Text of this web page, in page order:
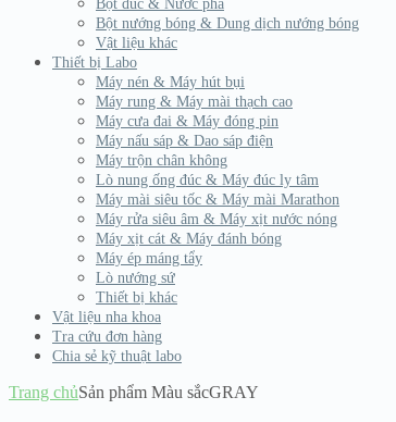
Bột đúc & Nước pha
Bột nướng bóng & Dung dịch nướng bóng
Vật liệu khác
Thiết bị Labo
Máy nén & Máy hút bụi
Máy rung & Máy mài thạch cao
Máy cưa đai & Máy đóng pin
Máy nấu sáp & Dao sáp điện
Máy trộn chân không
Lò nung ống đúc & Máy đúc ly tâm
Máy mài siêu tốc & Máy mài Marathon
Máy rửa siêu âm & Máy xịt nước nóng
Máy xịt cát & Máy đánh bóng
Máy ép máng tẩy
Lò nướng sứ
Thiết bị khác
Vật liệu nha khoa
Tra cứu đơn hàng
Chia sẻ kỹ thuật labo
Trang chủSản phẩm Màu sắcGRAY